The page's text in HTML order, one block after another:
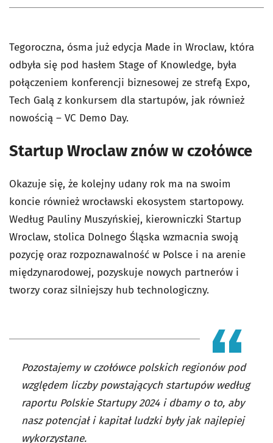
Tegoroczna, ósma już edycja Made in Wroclaw, która
odbyła się pod hasłem Stage of Knowledge, była
połączeniem konferencji biznesowej ze strefą Expo,
Tech Galą z konkursem dla startupów, jak również
nowością – VC Demo Day.
Startup Wroclaw znów w czołówce
Okazuje się, że kolejny udany rok ma na swoim
koncie również wrocławski ekosystem startopowy.
Według Pauliny Muszyńskiej, kierowniczki Startup
Wroclaw, stolica Dolnego Śląska wzmacnia swoją
pozycję oraz rozpoznawalność w Polsce i na arenie
międzynarodowej, pozyskuje nowych partnerów i
tworzy coraz silniejszy hub technologiczny.
Pozostajemy w czołówce polskich regionów pod
względem liczby powstających startupów według
raportu Polskie Startupy 2024 i dbamy o to, aby
nasz potencjał i kapitał ludzki były jak najlepiej
wykorzystane.